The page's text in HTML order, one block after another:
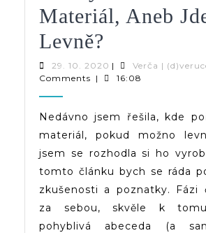
Materiál, Aneb
Levně?
Vyrobit
Materiál,
Aneb
Jde
To
Levně?
29. 10. 2020 29.
10.
| Verča |
Comments | 16:08
Nedávno jsem řešila, kde
materiál, pokud možno
jsem se rozhodla si ho
tomto článku bych se ráda
zkušenosti a poznatky. Fázi
za sebou, skvěle k tomu
pohyblivá abeceda (a